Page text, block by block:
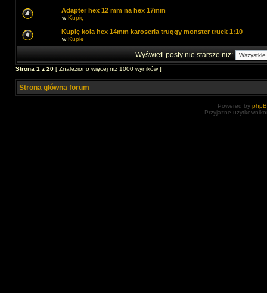
Adapter hex 12 mm na hex 17mm
wKupię
Kupię koła hex 14mm karoseria truggy monster truck 1:10
wKupię
Wyświetl posty nie starsze niż:
Strona 1 z 20 [ Znaleziono więcej niż 1000 wyników ]
Strona główna forum
Powered by
Przyjazne